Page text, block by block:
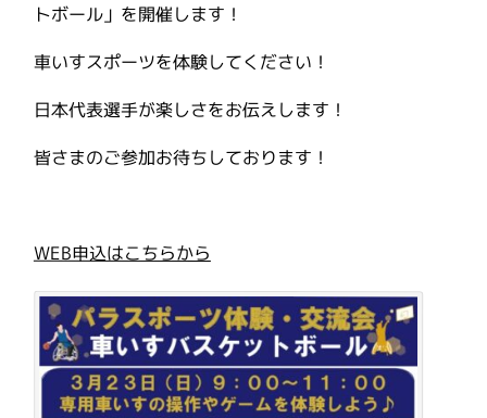
トボール」を開催します！
車いすスポーツを体験してください！
日本代表選手が楽しさをお伝えします！
皆さまのご参加お待ちしております！
WEB申込はこちらから